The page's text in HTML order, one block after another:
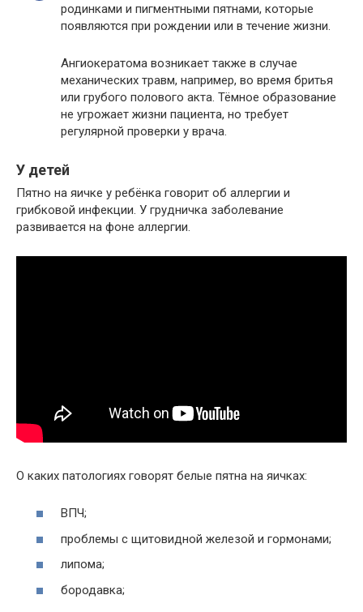
родинками и пигментными пятнами, которые
появляются при рождении или в течение жизни.
Ангиокератома возникает также в случае
механических травм, например, во время бритья
или грубого полового акта. Тёмное образование
не угрожает жизни пациента, но требует
регулярной проверки у врача.
У детей
Пятно на яичке у ребёнка говорит об аллергии и
грибковой инфекции. У грудничка заболевание
развивается на фоне аллергии.
О каких патологиях говорят белые пятна на яичках:
ВПЧ;
проблемы с щитовидной железой и гормонами;
липома;
бородавка;